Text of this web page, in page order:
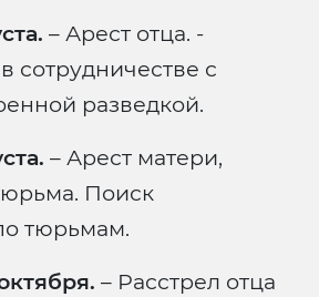
– Арест отца. ­­
сотрудничестве с
разведкой.
– Арест матери,
Поиск
тюрьмам.
– Расстрел отца